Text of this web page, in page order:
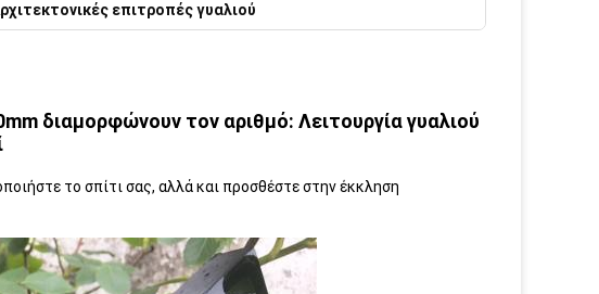
επιτροπές γυαλιού
διαμορφώνουν τον αριθμό: Λειτουργία γυαλιού
το σπίτι σας, αλλά και προσθέστε στην έκκληση